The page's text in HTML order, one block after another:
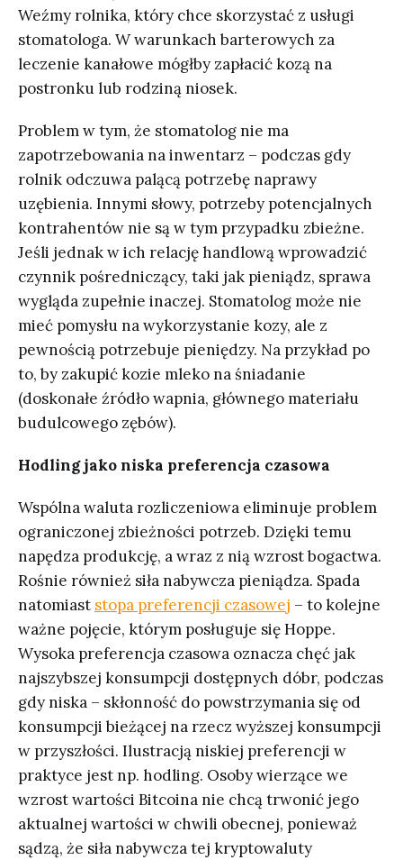
Weźmy rolnika, który chce skorzystać z usługi
stomatologa. W warunkach barterowych za
leczenie kanałowe mógłby zapłacić kozą na
postronku lub rodziną niosek.
Problem w tym, że stomatolog nie ma
zapotrzebowania na inwentarz – podczas gdy
rolnik odczuwa palącą potrzebę naprawy
uzębienia. Innymi słowy, potrzeby potencjalnych
kontrahentów nie są w tym przypadku zbieżne.
Jeśli jednak w ich relację handlową wprowadzić
czynnik pośredniczący, taki jak pieniądz, sprawa
wygląda zupełnie inaczej. Stomatolog może nie
mieć pomysłu na wykorzystanie kozy, ale z
pewnością potrzebuje pieniędzy. Na przykład po
to, by zakupić kozie mleko na śniadanie
(doskonałe źródło wapnia, głównego materiału
budulcowego zębów).
Hodling jako niska preferencja czasowa
Wspólna waluta rozliczeniowa eliminuje problem
ograniczonej zbieżności potrzeb. Dzięki temu
napędza produkcję, a wraz z nią wzrost bogactwa.
Rośnie również siła nabywcza pieniądza. Spada
natomiast stopa preferencji czasowej – to kolejne
ważne pojęcie, którym posługuje się Hoppe.
Wysoka preferencja czasowa oznacza chęć jak
najszybszej konsumpcji dostępnych dóbr, podczas
gdy niska – skłonność do powstrzymania się od
konsumpcji bieżącej na rzecz wyższej konsumpcji
w przyszłości. Ilustracją niskiej preferencji w
praktyce jest np. hodling. Osoby wierzące we
wzrost wartości Bitcoina nie chcą trwonić jego
aktualnej wartości w chwili obecnej, ponieważ
sądzą, że siła nabywcza tej kryptowaluty